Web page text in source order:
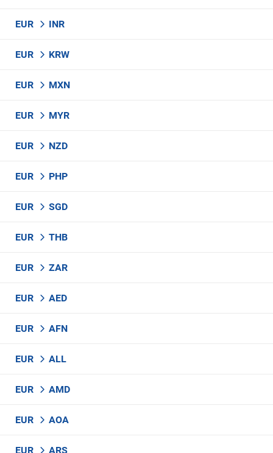
EUR INR
EUR KRW
EUR MXN
EUR MYR
EUR NZD
EUR PHP
EUR SGD
EUR THB
EUR ZAR
EUR AED
EUR AFN
EUR ALL
EUR AMD
EUR AOA
EUR ARS